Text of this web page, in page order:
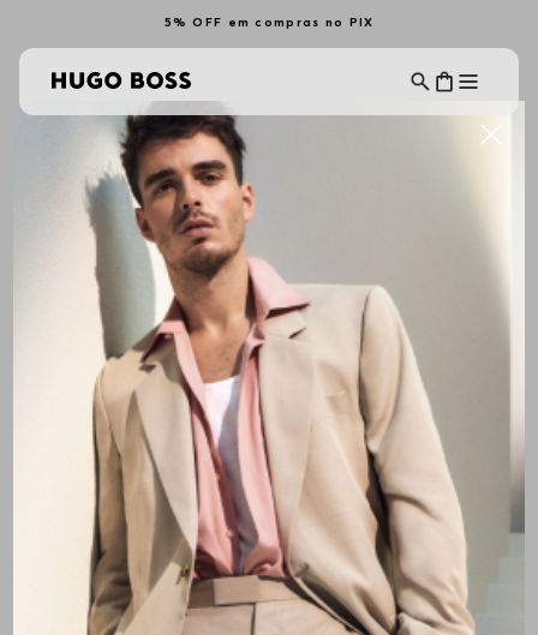
5% OFF em compras no PIX